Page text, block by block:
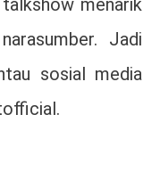
menarik
Jadi
sosial media